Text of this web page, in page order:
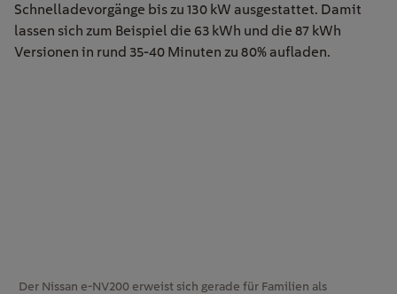
Schnelladevorgänge bis zu 130 kW ausgestattet. Damit
lassen sich zum Beispiel die 63 kWh und die 87 kWh
Versionen in rund 35-40 Minuten zu 80% aufladen.
Der Nissan e-NV200 erweist sich gerade für Familien als